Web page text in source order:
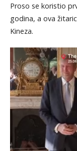
Proso se koristio
godina, a ova
Kineza.